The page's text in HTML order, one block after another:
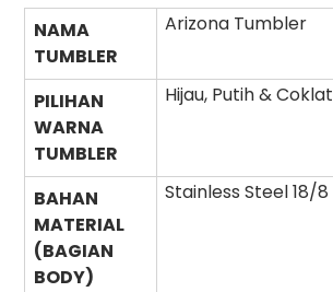
NAMA
TUMBLER
Arizona Tumbler
PILIHAN
WARNA
TUMBLER
Hijau, Putih & Coklat
BAHAN
MATERIAL
(BAGIAN
BODY)
Stainless Steel 18/8